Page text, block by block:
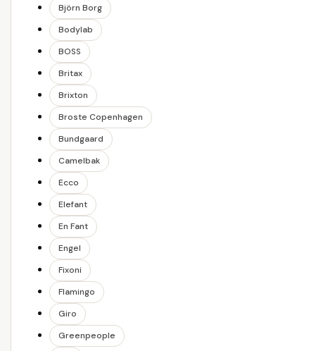
Björn Borg
Bodylab
BOSS
Britax
Brixton
Broste Copenhagen
Bundgaard
Camelbak
Ecco
Elefant
En Fant
Engel
Fixoni
Flamingo
Giro
Greenpeople